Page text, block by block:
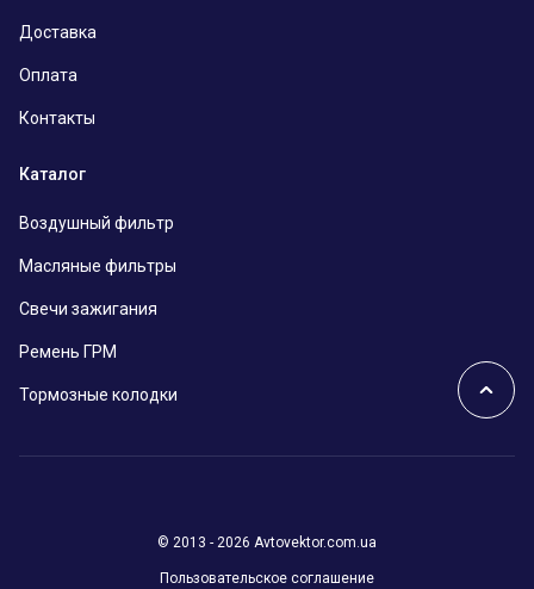
Доставка
Оплата
Контакты
Каталог
Воздушный фильтр
Масляные фильтры
Свечи зажигания
Ремень ГРМ
Тормозные колодки
© 2013 - 2026 Avtovektor.com.ua
Пользовательское соглашение